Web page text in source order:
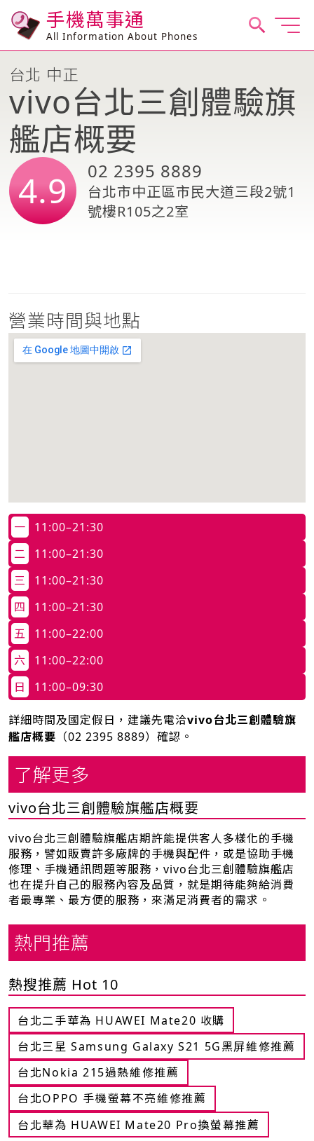
手機萬事通
All Information About Phones
台北 中正
vivo台北三創體驗旗
艦店概要
4.9 02 2395 8889
台北市中正區市民大道三段2號1
號樓R105之2室
營業時間與地點
一
11:00–21:30
二
11:00–21:30
三
11:00–21:30
四
11:00–21:30
五
11:00–22:00
六
11:00–22:00
日
11:00–09:30
詳細時間及國定假日，建議先電洽vivo台北三創體驗旗
艦店概要 （02 2395 8889）確認。
了解更多
vivo台北三創體驗旗艦店概要
vivo台北三創體驗旗艦店期許能提供客人多樣化的手機
服務，譬如販賣許多廠牌的手機與配件，或是協助手機
修理、手機通訊問題等服務，vivo台北三創體驗旗艦店
也在提升自己的服務內容及品質，就是期待能夠給消費
者最專業、最方便的服務，來滿足消費者的需求。
熱門推薦
熱搜推薦 Hot 10
台北二手華為 HUAWEI Mate20 收購
台北三星 Samsung Galaxy S21 5G黑屏維修推薦
台北Nokia 215過熱維修推薦
台北OPPO 手機螢幕不亮維修推薦
台北華為 HUAWEI Mate20 Pro換螢幕推薦